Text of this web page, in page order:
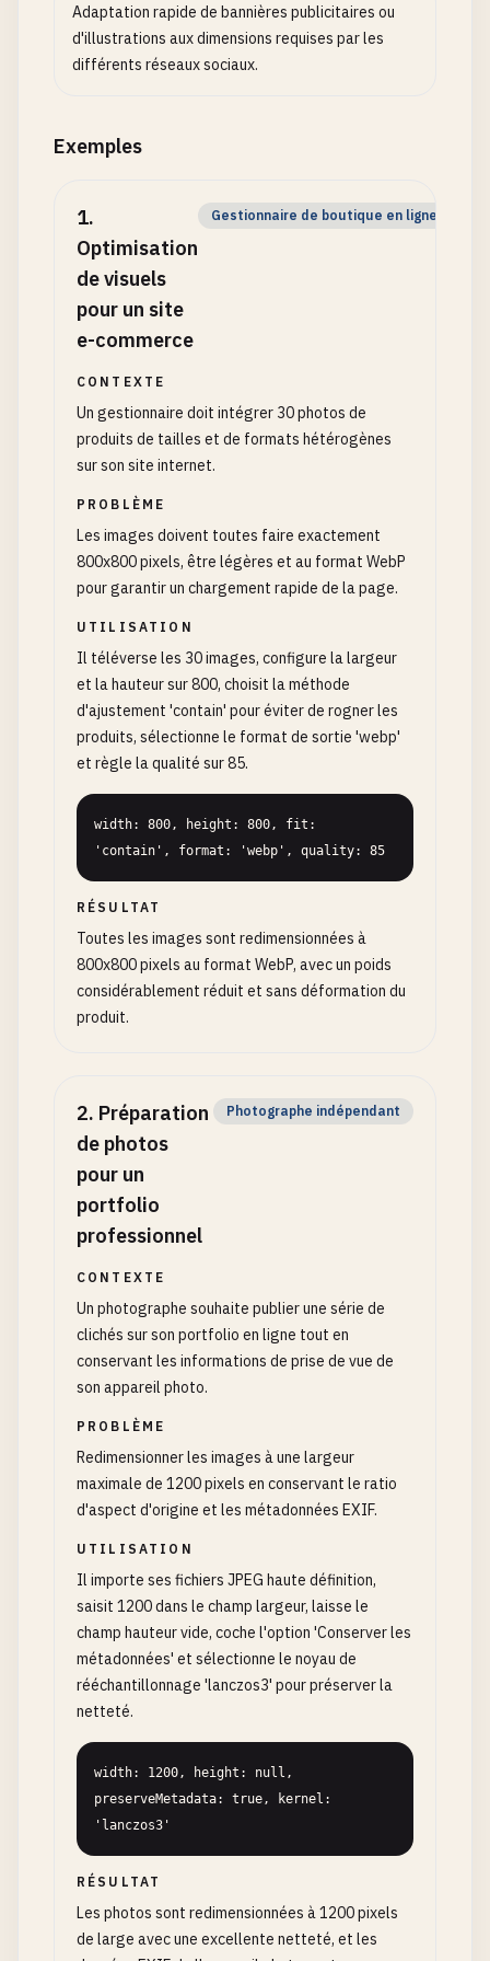
Adaptation rapide de bannières publicitaires ou
d'illustrations aux dimensions requises par les
différents réseaux sociaux.
Exemples
1.
Optimisation
de visuels
pour un site
e-commerce
Gestionnaire de boutique en ligne
CONTEXTE
Un gestionnaire doit intégrer 30 photos de
produits de tailles et de formats hétérogènes
sur son site internet.
PROBLÈME
Les images doivent toutes faire exactement
800x800 pixels, être légères et au format WebP
pour garantir un chargement rapide de la page.
UTILISATION
Il téléverse les 30 images, configure la largeur
et la hauteur sur 800, choisit la méthode
d'ajustement 'contain' pour éviter de rogner les
produits, sélectionne le format de sortie 'webp'
et règle la qualité sur 85.
width: 800, height: 800, fit:
'contain', format: 'webp', quality: 85
RÉSULTAT
Toutes les images sont redimensionnées à
800x800 pixels au format WebP, avec un poids
considérablement réduit et sans déformation du
produit.
2. Préparation
de photos
pour un
portfolio
professionnel
Photographe indépendant
CONTEXTE
Un photographe souhaite publier une série de
clichés sur son portfolio en ligne tout en
conservant les informations de prise de vue de
son appareil photo.
PROBLÈME
Redimensionner les images à une largeur
maximale de 1200 pixels en conservant le ratio
d'aspect d'origine et les métadonnées EXIF.
UTILISATION
Il importe ses fichiers JPEG haute définition,
saisit 1200 dans le champ largeur, laisse le
champ hauteur vide, coche l'option 'Conserver les
métadonnées' et sélectionne le noyau de
rééchantillonnage 'lanczos3' pour préserver la
netteté.
width: 1200, height: null,
preserveMetadata: true, kernel:
'lanczos3'
RÉSULTAT
Les photos sont redimensionnées à 1200 pixels
de large avec une excellente netteté, et les